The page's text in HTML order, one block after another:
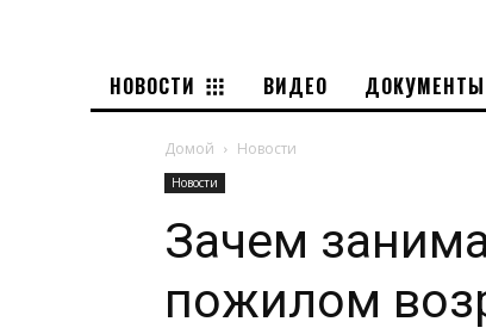
НОВОСТИ ВИДЕО ДОКУМЕНТЫ
Домой Новости
Новости
Зачем
пожилом